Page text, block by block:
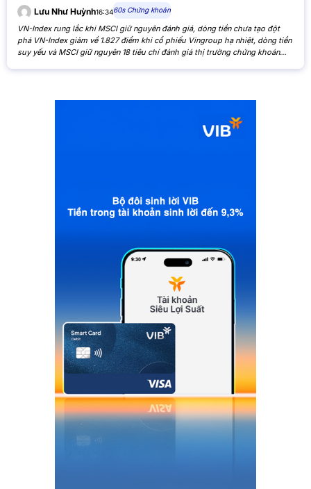
Lưu Như Huỳnh16:3460s Chứng khoán
VN-Index rung lắc khi MSCI giữ nguyên đánh giá, dòng tiền chưa tạo đột
phá VN-Index giảm về 1.827 điểm khi cổ phiếu Vingroup hạ nhiệt, dòng tiền
suy yếu và MSCI giữ nguyên 18 tiêu chí đánh giá thị trường chứng khoán